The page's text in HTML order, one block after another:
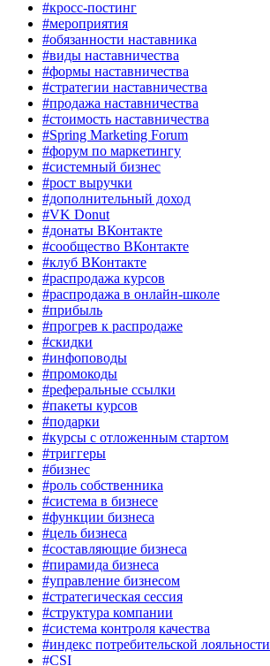
#кросс-постинг
#мероприятия
#обязанности наставника
#виды наставничества
#формы наставничества
#стратегии наставничества
#продажа наставничества
#стоимость наставничества
#Spring Marketing Forum
#форум по маркетингу
#системный бизнес
#рост выручки
#дополнительный доход
#VK Donut
#донаты ВКонтакте
#сообщество ВКонтакте
#клуб ВКонтакте
#распродажа курсов
#распродажа в онлайн-школе
#прибыль
#прогрев к распродаже
#скидки
#инфоповоды
#промокоды
#реферальные ссылки
#пакеты курсов
#подарки
#курсы с отложенным стартом
#триггеры
#бизнес
#роль собственника
#система в бизнесе
#функции бизнеса
#цель бизнеса
#составляющие бизнеса
#пирамида бизнеса
#управление бизнесом
#стратегическая сессия
#структура компании
#система контроля качества
#индекс потребительской лояльности
#CSI